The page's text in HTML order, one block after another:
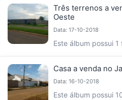
Três terrenos a
Oeste
Data: 17-10-2018
Este álbum possui 1
Casa a venda no
Data: 16-10-2018
Este álbum possui